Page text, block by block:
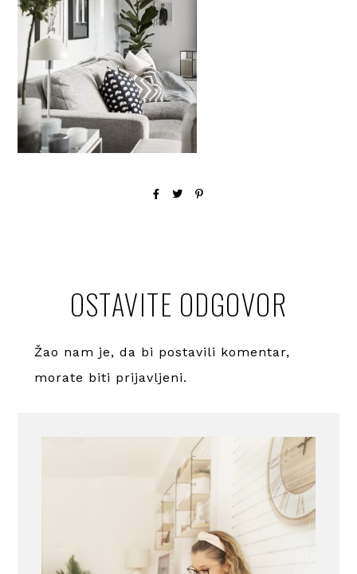
OSTAVITE ODGOVOR
Žao nam je, da bi postavili komentar,
morate biti prijavljeni.